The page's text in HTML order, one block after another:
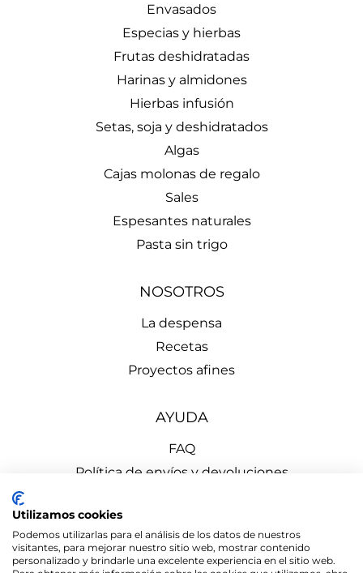
Envasados
Especias y hierbas
Frutas deshidratadas
Harinas y almidones
Hierbas infusión
Setas, soja y deshidratados
Algas
Cajas molonas de regalo
Sales
Espesantes naturales
Pasta sin trigo
NOSOTROS
La despensa
Recetas
Proyectos afines
AYUDA
FAQ
Política de envíos y devoluciones
Política de Privacidad
Política de Cookies
Utilizamos cookies
Podemos utilizarlas para el análisis de los datos de nuestros
visitantes, para mejorar nuestro sitio web, mostrar contenido
personalizado y brindarle una excelente experiencia en el sitio web.